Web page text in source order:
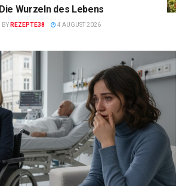
Die Wurzeln des Lebens
BY REZEPTE38 4 AUGUST 2026